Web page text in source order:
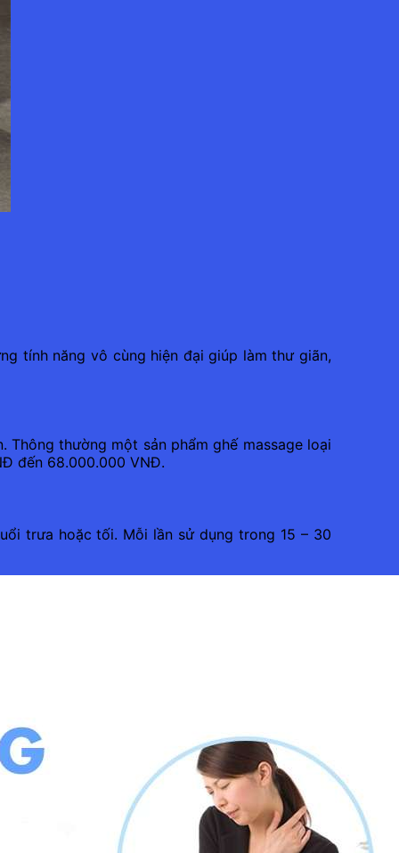
tính năng vô cùng hiện đại giúp làm thư giãn,
Thông thường một sản phẩm ghế massage loại
đến 68.000.000 VNĐ.
trưa hoặc tối. Mỗi lần sử dụng trong 15 – 30